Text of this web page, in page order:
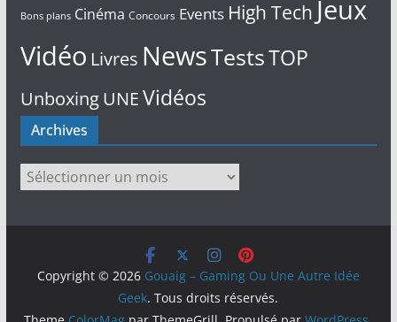
Bons plans Cinéma Concours Events High Tech Jeux
Vidéo Livres NewsTestsTOP
UnboxingUNEVidéos
Archives
Archives
Copyright © 2026 Gouaig – Gaming Ou Une Autre Idée
Geek. Tous droits réservés.